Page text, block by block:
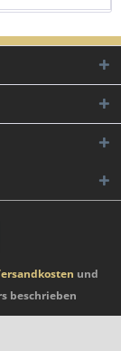
und
beschrieben